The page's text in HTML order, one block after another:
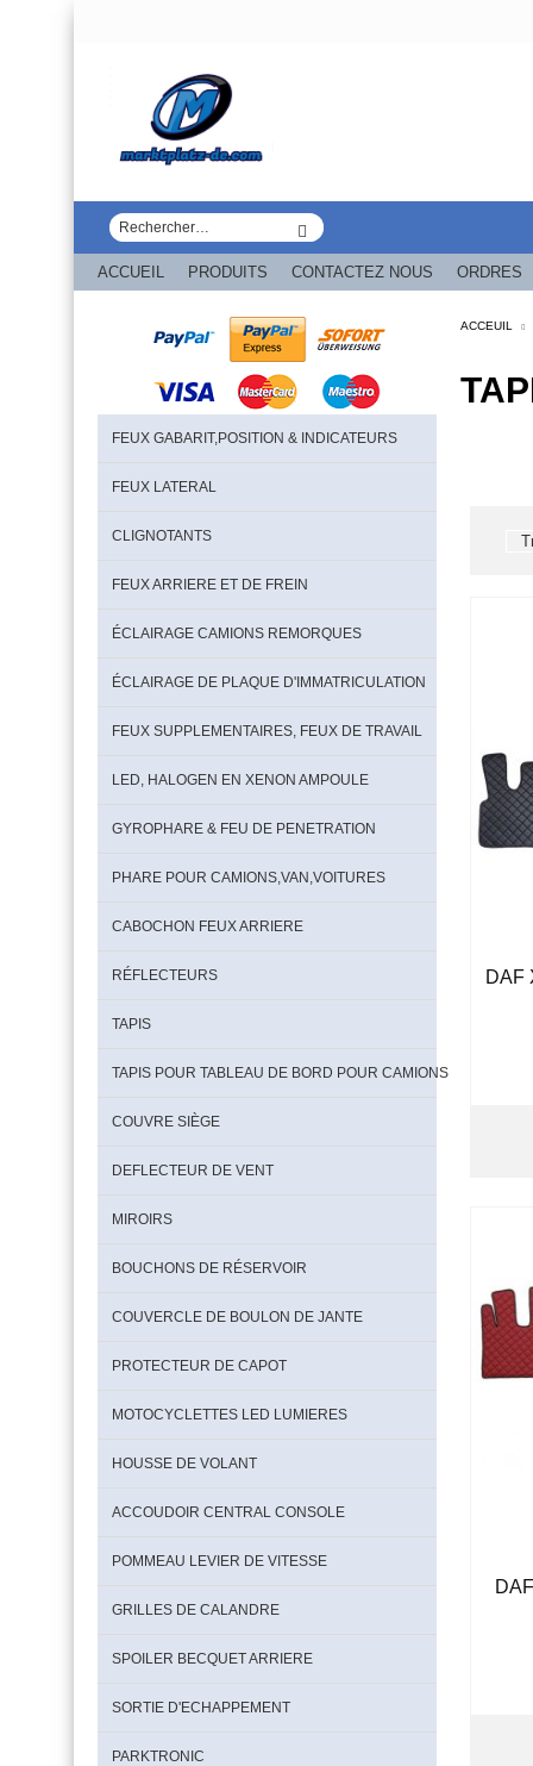
ACCUEIL PRODUITS CONTACTEZ NOUS ORDRES
FEUX GABARIT,POSITION & INDICATEURS
FEUX LATERAL
CLIGNOTANTS
FEUX ARRIERE ET DE FREIN
ÉCLAIRAGE CAMIONS REMORQUES
ÉCLAIRAGE DE PLAQUE D'IMMATRICULATION
FEUX SUPPLEMENTAIRES, FEUX DE TRAVAIL
LED, HALOGEN EN XENON AMPOULE
GYROPHARE & FEU DE PENETRATION
PHARE POUR CAMIONS,VAN,VOITURES
CABOCHON FEUX ARRIERE
RÉFLECTEURS
TAPIS
TAPIS POUR TABLEAU DE BORD POUR CAMIONS
COUVRE SIÈGE
DEFLECTEUR DE VENT
MIROIRS
BOUCHONS DE RÉSERVOIR
COUVERCLE DE BOULON DE JANTE
PROTECTEUR DE CAPOT
MOTOCYCLETTES LED LUMIERES
HOUSSE DE VOLANT
ACCOUDOIR CENTRAL CONSOLE
POMMEAU LEVIER DE VITESSE
GRILLES DE CALANDRE
SPOILER BECQUET ARRIERE
SORTIE D'ECHAPPEMENT
PARKTRONIC
ACCEUIL
DAF